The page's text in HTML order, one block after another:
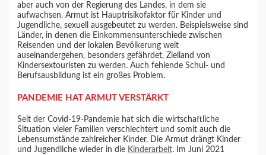
aber auch von der Regierung des Landes, in dem sie
aufwachsen. Armut ist Hauptrisikofaktor für Kinder und
Jugendliche, sexuell ausgebeutet zu werden. Beispielsweise sind
Länder, in denen die Einkommensunterschiede zwischen
Reisenden und der lokalen Bevölkerung weit
auseinandergehen, besonders gefährdet, Zielland von
Kindersextouristen zu werden. Auch fehlende Schul- und
Berufsausbildung ist ein großes Problem.
PANDEMIE HAT ARMUT VERSTÄRKT
Seit der Covid-19-Pandemie hat sich die wirtschaftliche
Situation vieler Familien verschlechtert und somit auch die
Lebensumstände zahlreicher Kinder. Die Armut drängt Kinder
und Jugendliche wieder in die Kinderarbeit. Im Juni 2021